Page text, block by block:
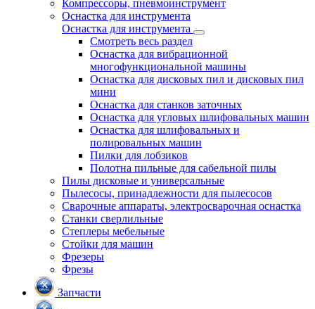
Компрессоры, пневмоинструмент
Оснастка для инструмента
Оснастка для инструмента
Смотреть весь раздел
Оснастка для вибрационной
многофункциональной машины
Оснастка для дисковых пил и дисковых пил
мини
Оснастка для станков заточных
Оснастка для угловых шлифовальных машин
Оснастка для шлифовальных и
полировальных машин
Пилки для лобзиков
Полотна пильные для сабельной пилы
Пилы дисковые и универсальные
Пылесосы, принадлежности для пылесосов
Сварочные аппараты, электросварочная оснастка
Станки сверлильные
Степлеры мебельные
Стойки для машин
Фрезеры
Фрезы
Запчасти